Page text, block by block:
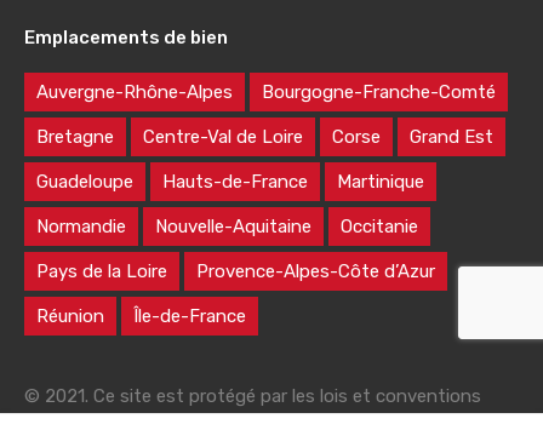
Emplacements de bien
Auvergne-Rhône-Alpes Bourgogne-Franche-Comté
Bretagne Centre-Val de Loire Corse Grand Est
Guadeloupe Hauts-de-France Martinique
Normandie Nouvelle-Aquitaine Occitanie
Pays de la Loire Provence-Alpes-Côte d’Azur
Réunion Île-de-France
© 2021. Ce site est protégé par les lois et conventions